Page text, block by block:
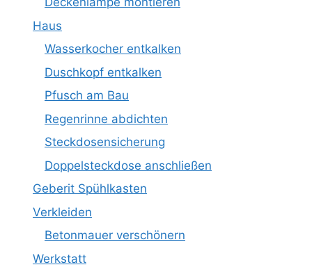
Haus
Wasserkocher entkalken
Duschkopf entkalken
Pfusch am Bau
Regenrinne abdichten
Steckdosensicherung
Doppelsteckdose anschließen
Geberit Spühlkasten
Verkleiden
Betonmauer verschönern
Werkstatt